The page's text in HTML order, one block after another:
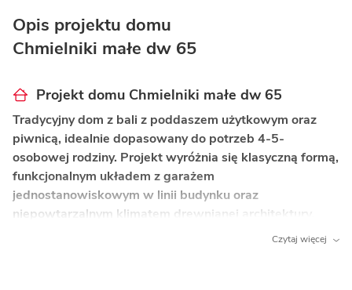
Opis projektu domu
Chmielniki małe dw 65
Projekt domu Chmielniki małe dw 65
Tradycyjny dom z bali z poddaszem użytkowym oraz
piwnicą, idealnie dopasowany do potrzeb 4-5-
osobowej rodziny. Projekt wyróżnia się klasyczną formą,
funkcjonalnym układem z garażem
jednostanowiskowym w linii budynku oraz
niepowtarzalnym klimatem drewnianej architektury.
Czytaj więcej